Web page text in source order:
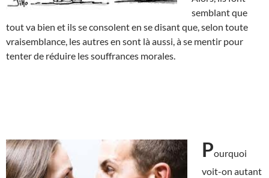
semblant que
tout va bien et ils se consolent en se disant que, selon toute
vraisemblance, les autres en sont là aussi, à se mentir pour
tenter de réduire les souffrances morales.
Pourquoi
voit-on autant